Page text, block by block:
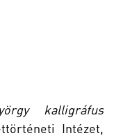
kalligráfus
Intézet,